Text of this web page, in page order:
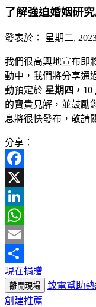
了解強迫婚姻研
發表於： 星期二,
我們很高興地宣布即
動中，我們將分享通
動預定於 星期四，10
的寶貴見解，並鼓勵
息將很快發布，敬請
分享：
Facebook
X
LinkedIn
WhatsApp
Email
分
享
現在捐贈
離開現場
致電幫助熱
創建推薦